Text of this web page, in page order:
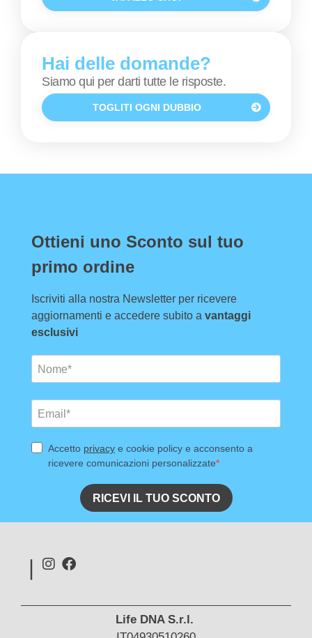
Hai delle domande?
Siamo qui per darti tutte le risposte.
TOGLITI OGNI DUBBIO
Life DNA S.r.l.